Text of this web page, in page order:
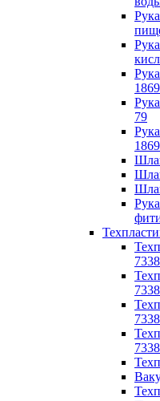
79